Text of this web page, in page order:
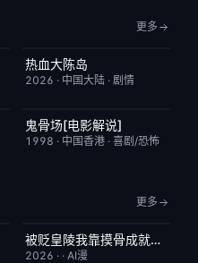
更多
今日更新
热血大陈岛
2026 · 中国大陆· 剧情
已完结
鬼骨场[电影解说]
1998 · 中国香港· 喜剧/恐怖
更多
完结 1.0被贬皇陵我靠摸骨成就无敌路
2026 · · AI漫